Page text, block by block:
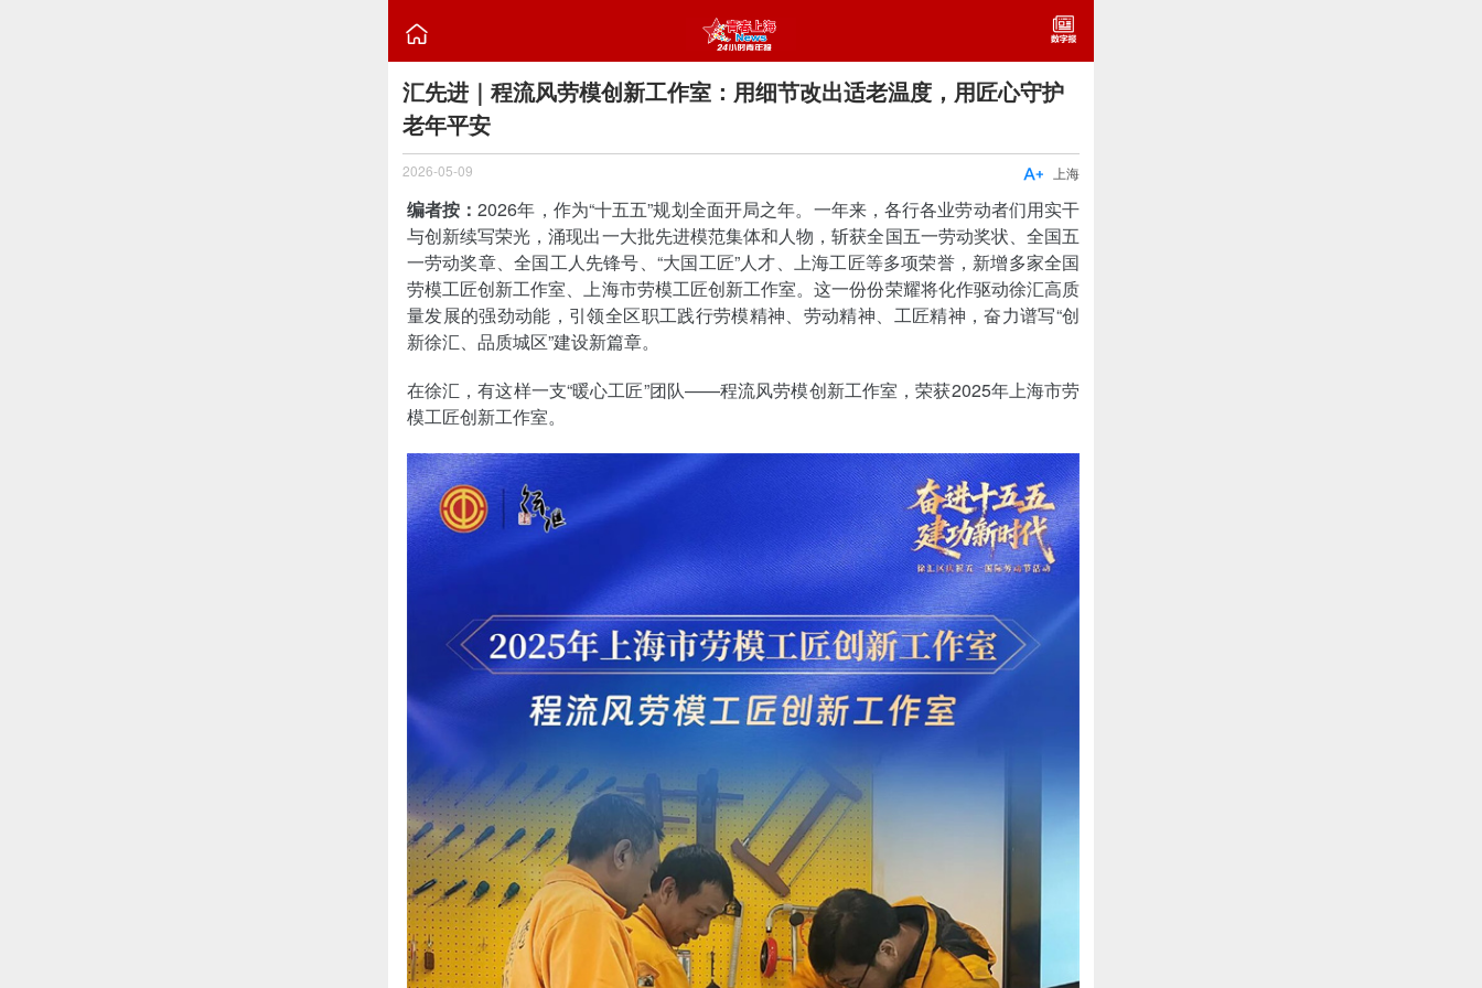

汇先进｜程流风劳模创新工作室：用细节改出适老温度，用匠心守护
老年平安
2026-05-09 上海

编者按：2026年，作为“十五五”规划全面开局之年。一年来，各行各业劳动者们用实干
与创新续写荣光，涌现出一大批先进模范集体和人物，斩获全国五一劳动奖状、全国五
一劳动奖章、全国工人先锋号、“大国工匠”人才、上海工匠等多项荣誉，新增多家全国
劳模工匠创新工作室、上海市劳模工匠创新工作室。这一份份荣耀将化作驱动徐汇高质
量发展的强劲动能，引领全区职工践行劳模精神、劳动精神、工匠精神，奋力谱写“创
新徐汇、品质城区”建设新篇章。
在徐汇，有这样一支“暖心工匠”团队——程流风劳模创新工作室，荣获2025年上海市劳
模工匠创新工作室。